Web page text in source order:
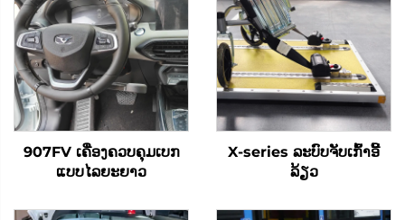
907FV ເຄື່ອງຄວບຄຸມເບກ
ແບບໄລຍະຍາວ
X-series ລະບົບຈັບເກົ້າອີ້
ລ້ຽວ